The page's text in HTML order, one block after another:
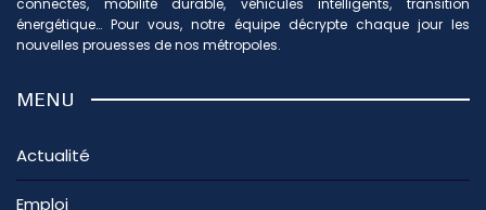
énergétique… Pour vous, notre équipe décrypte chaque jour les
nouvelles prouesses de nos métropoles.
MENU
Actualité
Emploi